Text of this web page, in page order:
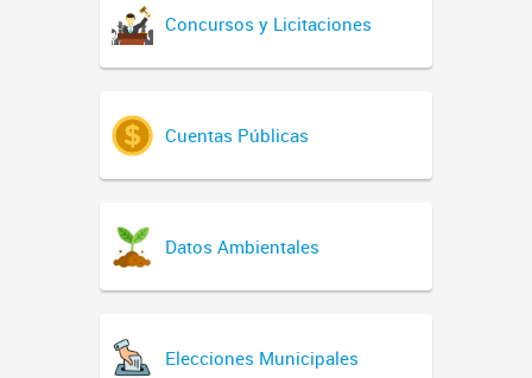
Concursos y Licitaciones
Cuentas Públicas
Datos Ambientales
Elecciones Municipales